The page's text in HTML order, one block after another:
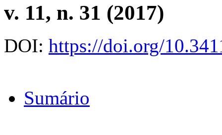
v. 11, n. 31 (2017)
DOI: https://doi.org/
Sumário